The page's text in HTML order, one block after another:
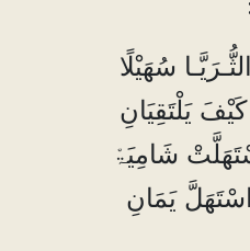
سُھَیْلًا
یَلْتَقِیَانِ
شَامِیَۃْ
یَمَانِ